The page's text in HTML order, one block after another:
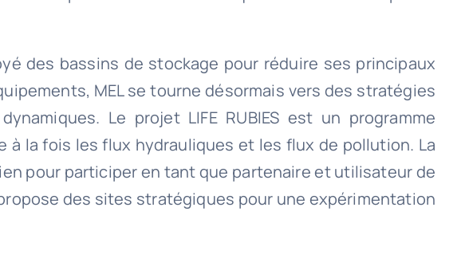
des bassins de stockage pour réduire ses principaux
MEL se tourne désormais vers des stratégies
Le projet LIFE RUBIES est un programme
à la fois les flux hydrauliques et les flux de pollution. La
pour participer en tant que partenaire et utilisateur de
propose des sites stratégiques pour une expérimentation